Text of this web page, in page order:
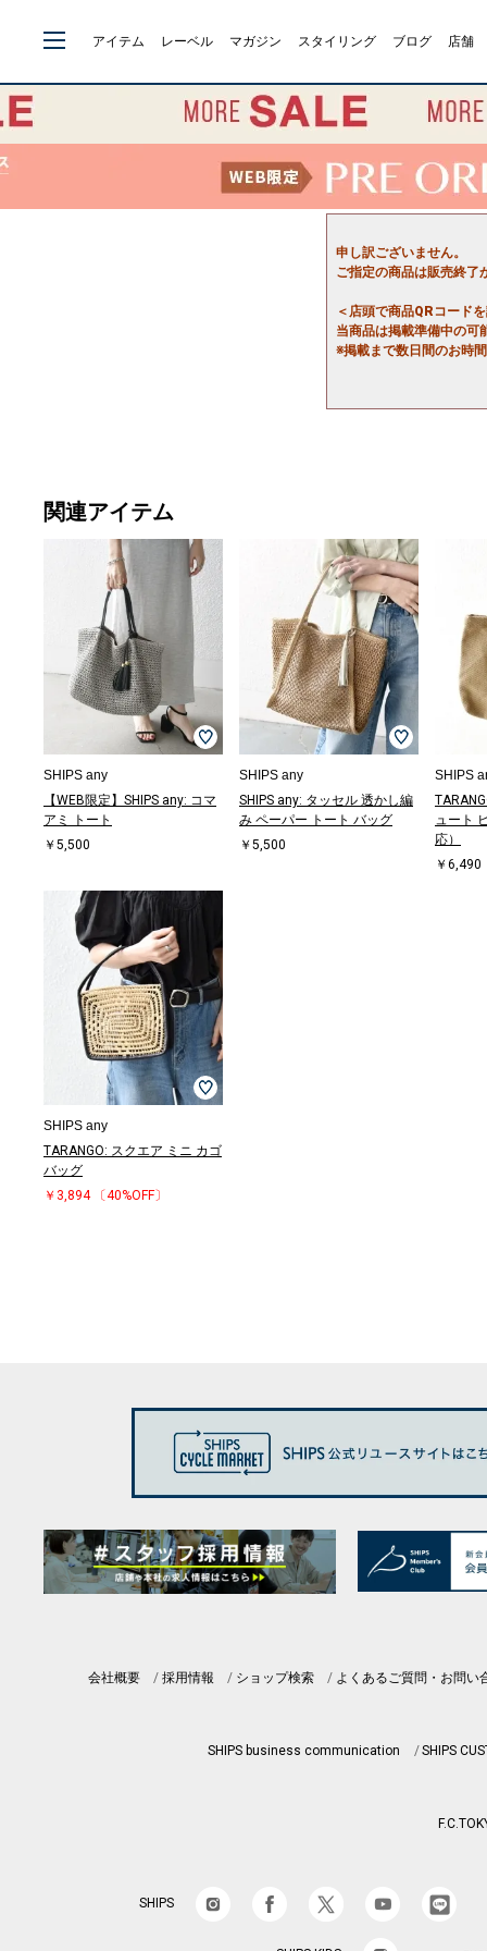
アイテム レーベル マガジン スタイリング ブログ 店舗
申し訳ございません。
ご指定の商品は販売終了
＜店頭で商品QRコード
当商品は掲載準備中の可
※掲載まで数日間のお時
関連アイテム
SHIPS any
【WEB限定】SHIPS any: コマ
アミ トート
￥5,500
SHIPS any
SHIPS any: タッセル 透かし編
み ペーパー トート バッグ
￥5,500
SHIPS
ュート
応）
￥6,490
SHIPS any
TARANGO: スクエア ミニ カゴ
バッグ
￥3,894
〔40%OFF〕
会社概要 採用情報 ショップ検索 よくあるご質問・お問い
SHIPS business communication SHIPS
SHIPS